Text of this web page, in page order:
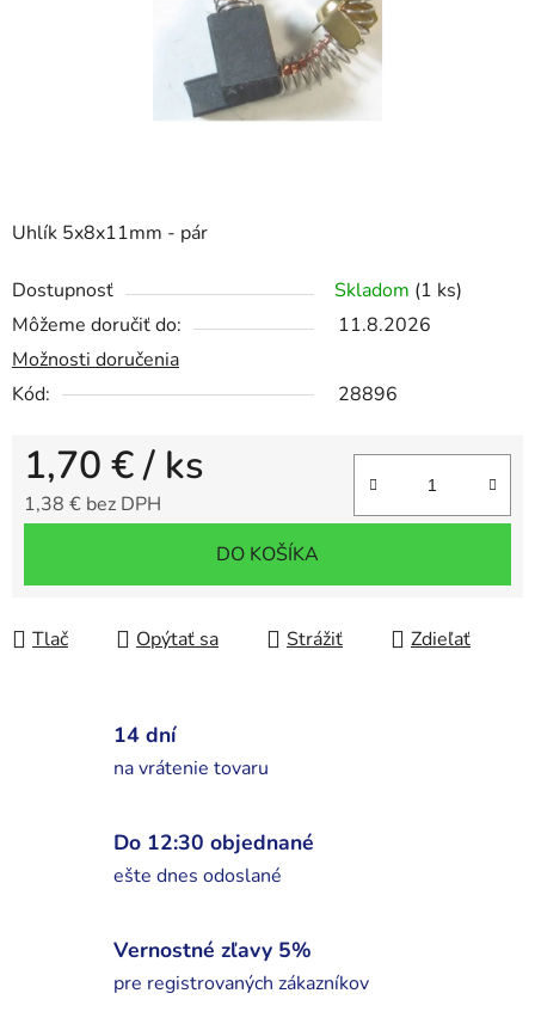
Uhlík 5x8x11mm - pár
Dostupnosť Skladom (1 ks)
Môžeme doručiť do:
11.8.2026
Možnosti doručenia
Kód:
28896
1,70 €/ ks
1,38 € bez DPH
DO KOŠÍKA
Tlač Opýtať sa Strážiť Zdieľať
14 dní
na vrátenie tovaru
Do 12:30 objednané
ešte dnes odoslané
Vernostné zľavy 5%
pre registrovaných zákazníkov